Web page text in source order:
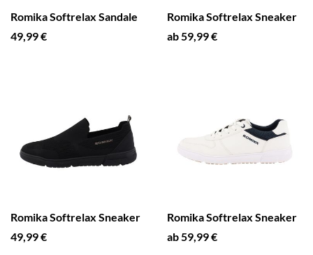
Romika Softrelax Sandale
49,99 €
Romika Softrelax Sneaker
ab 59,99 €
Romika Softrelax Sneaker
49,99 €
Romika Softrelax Sneaker
ab 59,99 €